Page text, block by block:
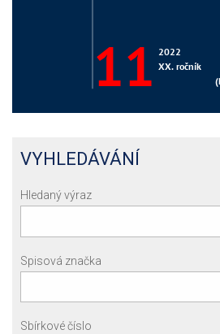
VYHLEDÁVÁNÍ
Hledaný výraz
Spisová značka
Sbírkové číslo